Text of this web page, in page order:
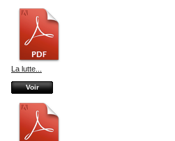
La lutte...
Voir